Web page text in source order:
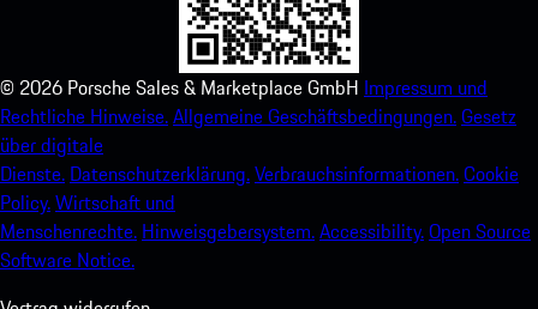
© 2026 Porsche Sales & Marketplace GmbH Impressum und
Rechtliche Hinweise.Allgemeine Geschäftsbedingungen.Gesetz
über digitale
Dienste. Datenschutzerklärung.Verbrauchsinformationen.Cookie
Policy.Wirtschaft und
Menschenrechte. Hinweisgebersystem.Accessibility.Open Source
Software Notice.